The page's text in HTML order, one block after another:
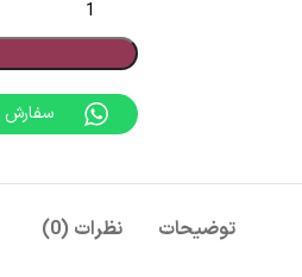
سفارش
توضیحات نظرات (0)